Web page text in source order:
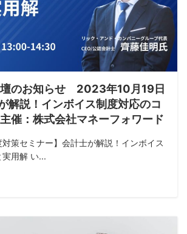
壇のお知らせ 2023年10月19日
解説！インボイス制度対応のコ
催：株式会社マネーフォワード
対策セミナー】会計士が解説！インボイス
用解 い...